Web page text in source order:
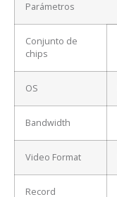
Parámetros
Conjunto de
chips
OS
Bandwidth
Video Format
Record